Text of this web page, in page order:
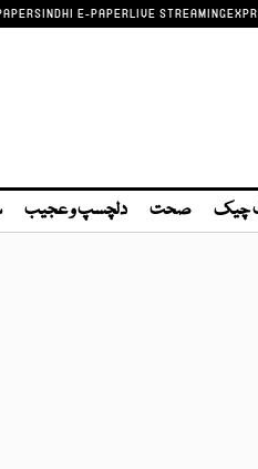
SINDHI E-PAPERLIVE STREAMING
چیک صحت دلچسپ و عجیب